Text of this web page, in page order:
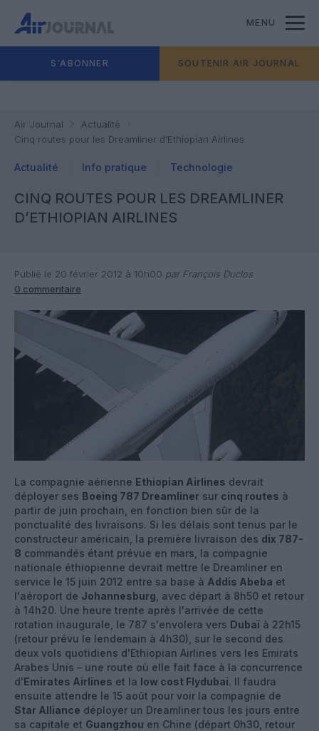
MENU
S'ABONNER SOUTENIR AIR JOURNAL
Air Journal
Actualité
Cinq routes pour les Dreamliner d’Ethiopian Airlines
Actualité Info pratique Technologie
CINQ ROUTES POUR LES DREAMLINER
D’ETHIOPIAN AIRLINES
Publié le 20 février 2012 à 10h00 par François Duclos
0 commentaire
La compagnie aérienne Ethiopian Airlines devrait
déployer ses Boeing 787 Dreamliner sur cinq routes à
partir de juin prochain, en fonction bien sûr de la
ponctualité des livraisons. Si les délais sont tenus par le
constructeur américain, la première livraison des dix 787-
8 commandés étant prévue en mars, la compagnie
nationale éthiopienne devrait mettre le Dreamliner en
service le 15 juin 2012 entre sa base à Addis Abeba et
l'aéroport de Johannesburg , avec départ à 8h50 et retour
à 14h20. Une heure trente après l'arrivée de cette
rotation inaugurale, le 787 s'envolera vers Dubaï à 22h15
(retour prévu le lendemain à 4h30), sur le second des
deux vols quotidiens d'Ethiopian Airlines vers les Emirats
Arabes Unis – une route où elle fait face à la concurrence
d'Emirates Airlines et la low cost Flydubai. Il faudra
ensuite attendre le 15 août pour voir la compagnie de
Star Alliance déployer un Dreamliner tous les jours entre
sa capitale et Guangzhou en Chine (départ 0h30, retour